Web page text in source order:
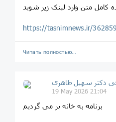
https://tasnimnews.ir/
Читать полностью…
19 May 2026 21:04
برنامه به خانه بر می گردیم